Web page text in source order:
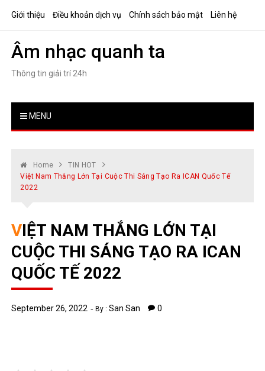
Giới thiệu Điều khoản dịch vụ Chính sách bảo mật Liên hệ
Âm nhạc quanh ta
Thông tin giải trí 24h
MENU
Home
TIN HOT
Việt Nam Thắng Lớn Tại Cuộc Thi Sáng Tạo Ra ICAN Quốc Tế
2022
VIỆT NAM THẮNG LỚN TẠI
CUỘC THI SÁNG TẠO RA ICAN
QUỐC TẾ 2022
September 26, 2022 By :San San 0